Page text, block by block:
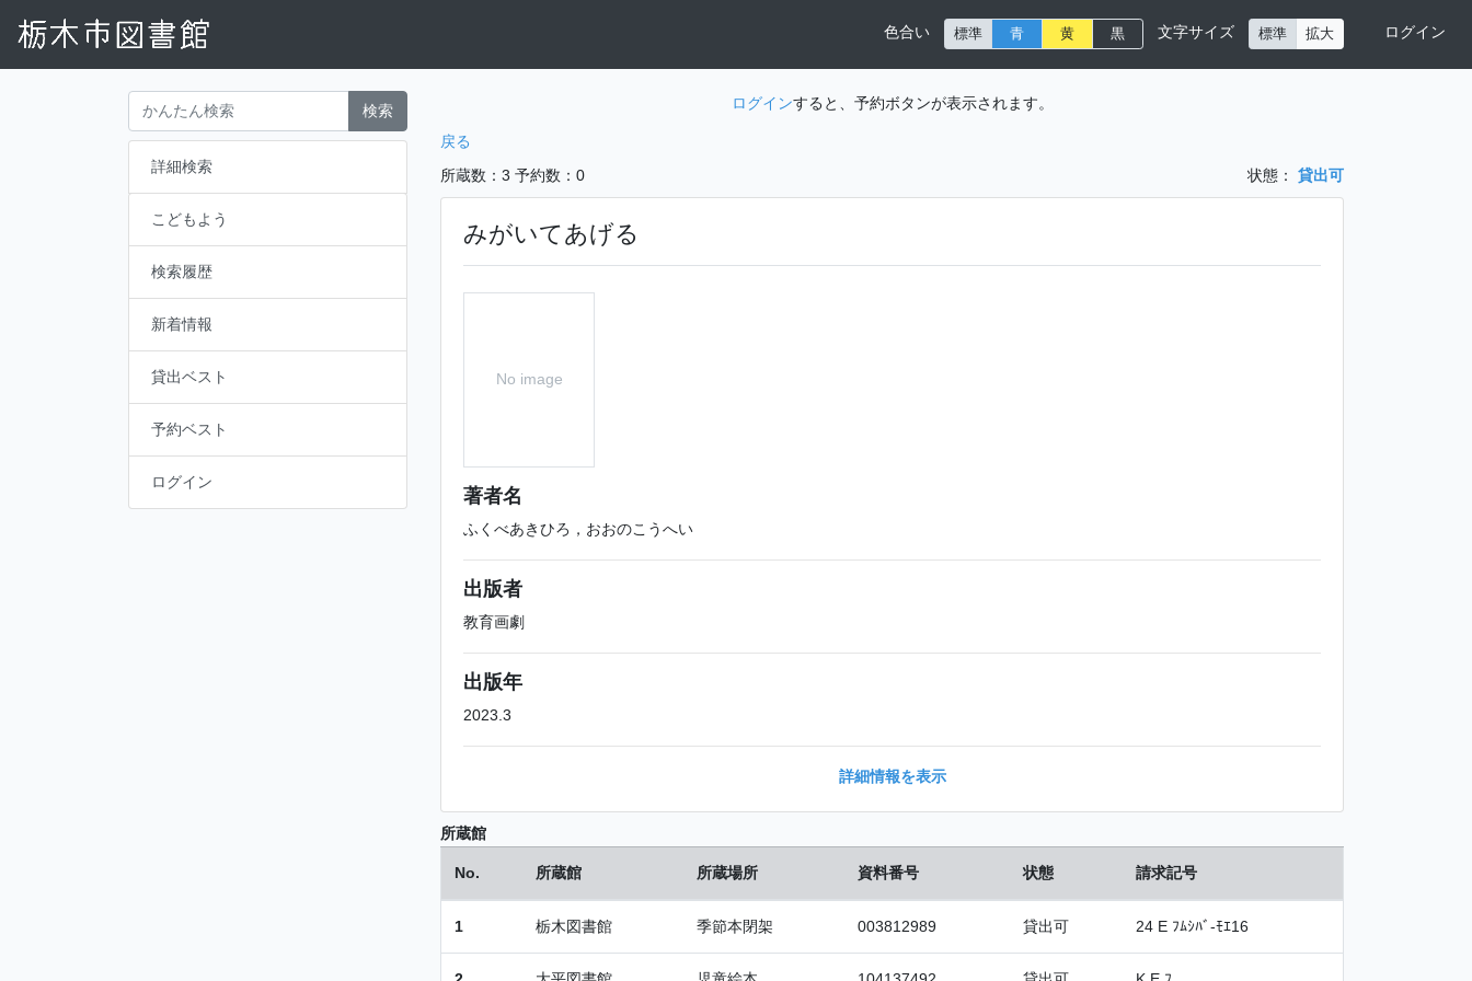
色合い 標準 青 黄 黒 文字サイズ 標準 拡大 ログイン
検索
詳細検索
こどもよう
検索履歴
新着情報
貸出ベスト
予約ベスト
ログイン
ログインすると、予約ボタンが表示されます。
戻る
所蔵数：3 予約数：0 状態： 貸出可
みがいてあげる
No image
著者名
ふくべあきひろ，おおのこうへい
出版者
教育画劇
出版年
2023.3
詳細情報を表示
所蔵館
No. 所蔵館 所蔵場所 資料番号 状態 請求記号
1 栃木図書館 季節本閉架 003812989 貸出可 24 E ﾌﾑｼﾊﾞ-ﾓｴ16